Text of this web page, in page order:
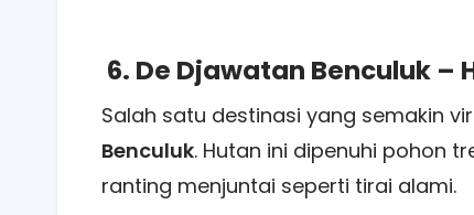
6. De Djawatan Benculuk –
Salah satu destinasi yang semakin
Benculuk. Hutan ini dipenuhi pohon
ranting menjuntai seperti tirai alami.